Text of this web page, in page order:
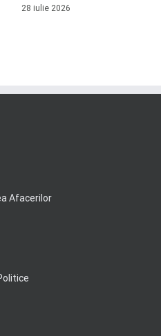
28 iulie 2026
Afacerilor